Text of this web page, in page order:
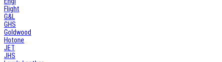
Flight
G&L
GHS
Goldwood
Hotone
JET
JHS